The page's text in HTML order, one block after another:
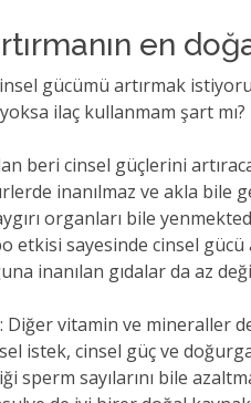
en
gücümü artırmak
ilaç kullanmam şart
beri cinsel güçlerini
inanılmaz ve akla bile
organları bile
etkisi sayesinde cinsel gücü
inanılan gıdalar da az
vitamin ve mineraller
istek, cinsel güç ve
sperm sayılarını bile